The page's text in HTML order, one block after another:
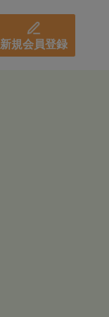
新規会員登録